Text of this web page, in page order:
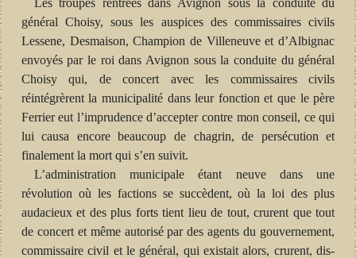
général Choisy, sous les auspices des commissaires civils
Lessene, Desmaison, Champion de Villeneuve et d’Albignac
envoyés par le roi dans Avignon sous la conduite du général
Choisy qui, de concert avec les commissaires civils
réintégrèrent la municipalité dans leur fonction et que le père
Ferrier eut l’imprudence d’accepter contre mon conseil, ce qui
lui causa encore beaucoup de chagrin, de persécution et
finalement la mort qui s’en suivit.
L’administration municipale étant neuve dans une
révolution où les factions se succèdent, où la loi des plus
audacieux et des plus forts tient lieu de tout, crurent que tout
de concert et même autorisé par des agents du gouvernement,
commissaire civil et le général, qui existait alors, crurent, dis-